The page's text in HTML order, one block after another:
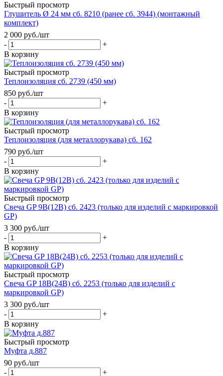
Быстрый просмотр
Глушитель Ø 24 мм сб. 8210 (ранее сб. 3944) (монтажный
комплект)
2 000 руб./шт
-
+
В корзину
Быстрый просмотр
Теплоизоляция сб. 2739 (450 мм)
850 руб./шт
-
+
В корзину
Быстрый просмотр
Теплоизоляция (для металлорукава) сб. 162
790 руб./шт
-
+
В корзину
Быстрый просмотр
Свеча GP 9В(12В) сб. 2423 (только для изделий с маркировкой
GP)
3 300 руб./шт
-
+
В корзину
Быстрый просмотр
Свеча GP 18В(24В) сб. 2253 (только для изделий с
маркировкой GP)
3 300 руб./шт
-
+
В корзину
Быстрый просмотр
Муфта д.887
90 руб./шт
-
+